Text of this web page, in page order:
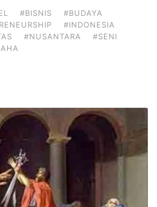
#BISNIS
#BUDAYA
#INDONESIA
#NUSANTARA
#SENI